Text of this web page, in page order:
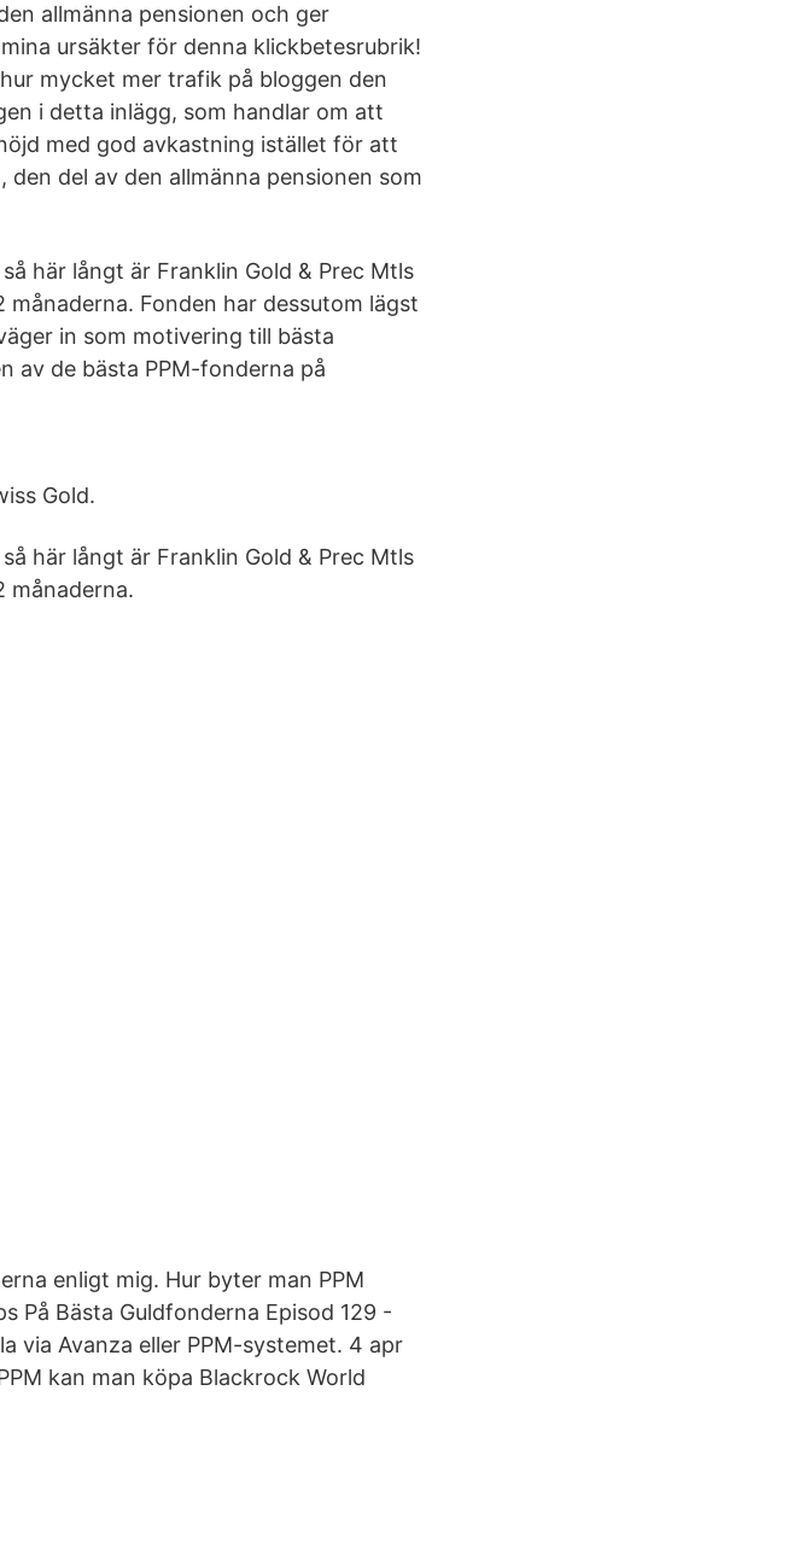
allmänna pensionen och ger
ursäkter för denna klickbetesrubrik!
mycket mer trafik på bloggen den
i detta inlägg, som handlar om att
med god avkastning istället för att
del av den allmänna pensionen som
här långt är Franklin Gold & Prec Mtls
månaderna. Fonden har dessutom lägst
in som motivering till bästa
av de bästa PPM-fonderna på
Gold.
här långt är Franklin Gold & Prec Mtls
månaderna.
enligt mig. Hur byter man PPM
På Bästa Guldfonderna Episod 129 -
via Avanza eller PPM-systemet. 4 apr
kan man köpa Blackrock World